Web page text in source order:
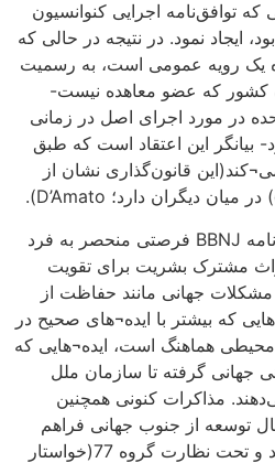
که توافق‌نامه اجرایی کنوانسیون
ایجاد نمود. در نتیجه در حالی که
یک رویه عمومی است، به رسمیت
کشور که عضو معاهده نیست-
در مورد اجرای اصل در زمانی
بیانگر این اعتقاد است که طبق
قانون‌گذاری نشان از
مذاکرات کنونی بر سر توافق‌نامه BBNJ فرصتی منحصر به فرد
مشترک بشریت برای تقویت
جهانی مانند حفاظت از
که بیشتر با ایده¬های صحیح در
هماهنگ است، ایده¬هایی که
جهانی گرفته تا سازمان ملل
مذاکرات کنونی همچنین
توسعه از جنوب جهانی فراهم
می¬کند تا با اتحاد گرد هم آیند و تحت نظارت گروه 77(خواستار